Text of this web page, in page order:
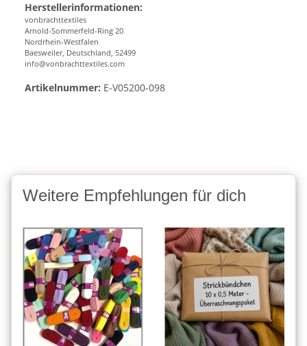
Herstellerinformationen:
vonbrachttextiles
Arnold-Sommerfeld-Ring 20
Nordrhein-Westfalen
Baesweiler, Deutschland, 52499
info@vonbrachttextiles.com
Artikelnummer: E-V05200-098
Weitere Empfehlungen für dich